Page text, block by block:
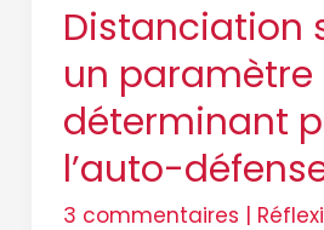
Distanciation
un paramètre
déterminant
l’auto-
3 commentaires |